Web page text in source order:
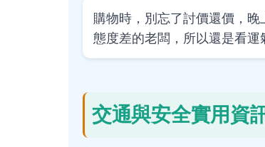
購物時，別忘了討價還價，
態度差的老闆，所以還是看運
交通與安全實用資